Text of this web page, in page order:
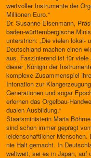
wertvoller Instrumente der
Millionen Euro.“
Dr. Susanne Eisenmann,
baden-württembergische
unterstrich: „Die vielen lokal-
Deutschland machen einen
aus. Faszinierend ist für
dieser ‚Königin der
komplexe Zusammenspiel
Intonation zur
Generationen und sogar
erlernen das Orgelbau-
dualen Ausbildung.“
Staatsministerin Maria
sind schon immer geprägt
leidenschaftlicher Menschen.
nie Halt gemacht. In
weltweit, sei es in Japan, auf